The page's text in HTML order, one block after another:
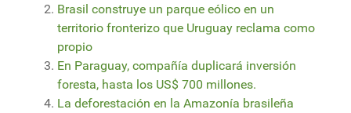
Brasil construye un parque eólico en un
territorio fronterizo que Uruguay reclama como
propio
En Paraguay, compañía duplicará inversión
foresta, hasta los US$ 700 millones.
La deforestación en la Amazonía brasileña